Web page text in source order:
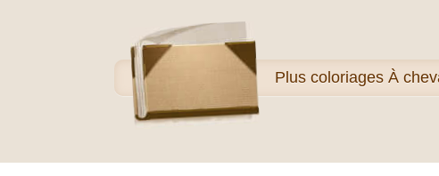
Plus coloriages À